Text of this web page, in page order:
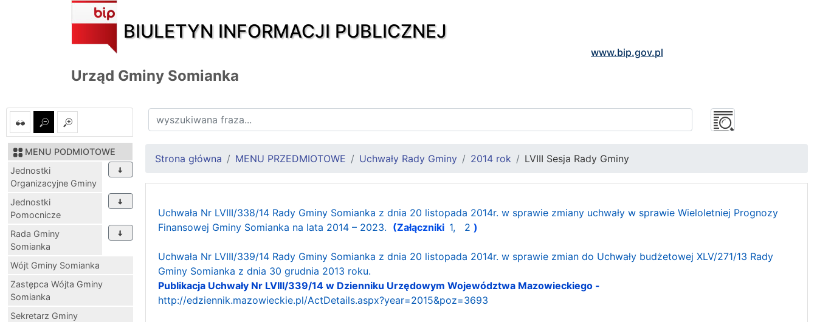
BIULETYN INFORMACJI PUBLICZNEJ
www.bip.gov.pl
Urząd Gminy Somianka
MENU PODMIOTOWE
Jednostki
Organizacyjne Gminy
Jednostki
Pomocnicze
Rada Gminy
Somianka
Wójt Gminy Somianka
Zastępca Wójta Gminy
Somianka
Sekretarz Gminy
Strona główna MENU PRZEDMIOTOWE Uchwały Rady Gminy 2014 rok LVIII Sesja Rady Gminy
Uchwała Nr LVIII/338/14 Rady Gminy Somianka z dnia 20 listopada 2014r. w sprawie zmiany uchwały w sprawie Wieloletniej Prognozy
Finansowej Gminy Somianka na lata 2014 – 2023. (Załączniki 1, 2 )
Uchwała Nr LVIII/339/14 Rady Gminy Somianka z dnia 20 listopada 2014r. w sprawie zmian do Uchwały budżetowej XLV/271/13 Rady
Gminy Somianka z dnia 30 grudnia 2013 roku.
Publikacja Uchwały Nr LVIII/339/14 w Dzienniku Urzędowym Województwa Mazowieckiego -
http://edziennik.mazowieckie.pl/ActDetails.aspx?year=2015&poz=3693